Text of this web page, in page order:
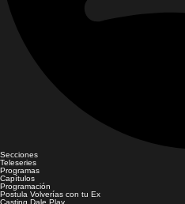
Secciones
Teleseries
Programas
Capítulos
Programación
Postula Volverías con tu Ex
Casting Dale Play